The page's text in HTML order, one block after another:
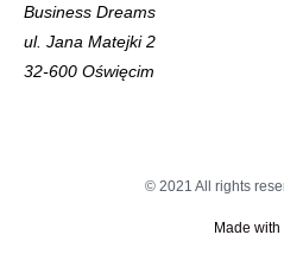
Business Dreams
ul. Jana Matejki 2
32-600 Oświęcim
© 2021 All rights
Made